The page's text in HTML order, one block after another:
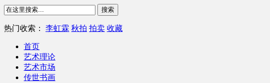
热门收索： 李虹霖 秋拍 拍卖 收藏
首页
艺术理论
艺术市场
传世书画